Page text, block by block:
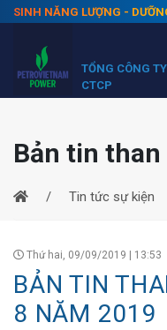
SINH NĂNG LƯỢNG -
TỔNG CÔNG
CTCP
Bản tin than
Tin tức sự kiện
Thứ hai, 09/09/2019 | 13:53
BẢN TIN
8 NĂM 2019